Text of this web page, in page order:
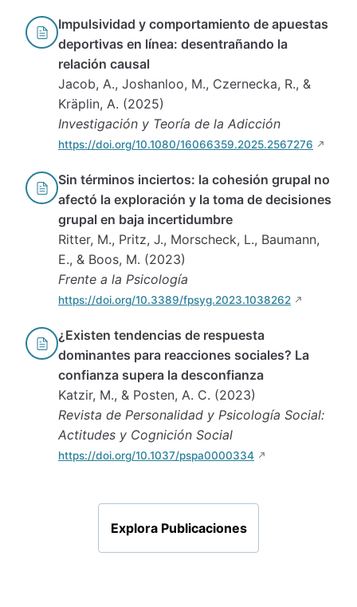
Impulsividad y comportamiento de apuestas
deportivas en línea: desentrañando la
relación causal
Jacob, A., Joshanloo, M., Czernecka, R., &
Kräplin, A. (2025)
Investigación y Teoría de la Adicción
https://doi.org/10.1080/16066359.2025.2567276
Sin términos inciertos: la cohesión grupal no
afectó la exploración y la toma de decisiones
grupal en baja incertidumbre
Ritter, M., Pritz, J., Morscheck, L., Baumann,
E., & Boos, M. (2023)
Frente a la Psicología
https://doi.org/10.3389/fpsyg.2023.1038262
¿Existen tendencias de respuesta
dominantes para reacciones sociales? La
confianza supera la desconfianza
Katzir, M., & Posten, A. C. (2023)
Revista de Personalidad y Psicología Social:
Actitudes y Cognición Social
https://doi.org/10.1037/pspa0000334
Explora Publicaciones